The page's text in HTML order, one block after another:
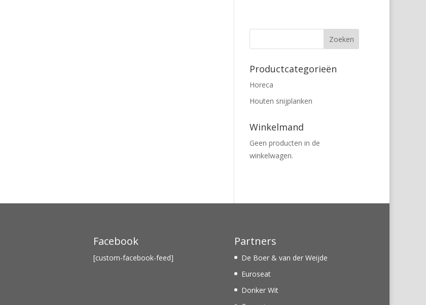
Productcategorieën
Horeca
Houten snijplanken
Winkelmand
Geen producten in de
winkelwagen.
Facebook
[custom-facebook-feed]
Partners
De Boer & van der Weijde
Euroseat
Donker Wit